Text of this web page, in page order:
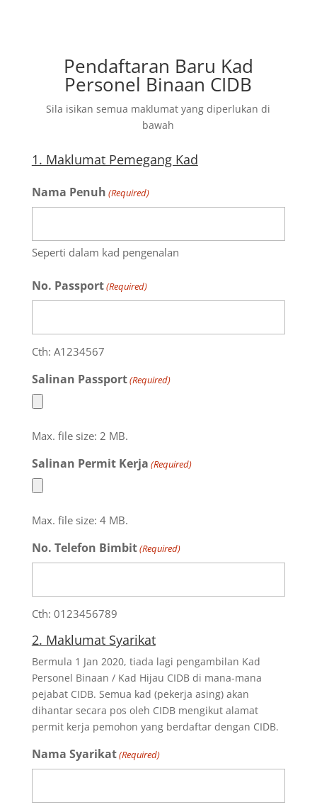
Pendaftaran Baru Kad
Personel Binaan CIDB
Sila isikan semua maklumat yang diperlukan di
bawah
1. Maklumat Pemegang Kad
Nama Penuh (Required)
Seperti dalam kad pengenalan
No. Passport(Required)
Cth: A1234567
Salinan Passport(Required)
Max. file size: 2 MB.
Salinan Permit Kerja (Required)
Max. file size: 4 MB.
No. Telefon Bimbit(Required)
Cth: 0123456789
2. Maklumat Syarikat
Bermula 1 Jan 2020, tiada lagi pengambilan Kad
Personel Binaan / Kad Hijau CIDB di mana-mana
pejabat CIDB. Semua kad (pekerja asing) akan
dihantar secara pos oleh CIDB mengikut alamat
permit kerja pemohon yang berdaftar dengan CIDB.
Nama Syarikat(Required)